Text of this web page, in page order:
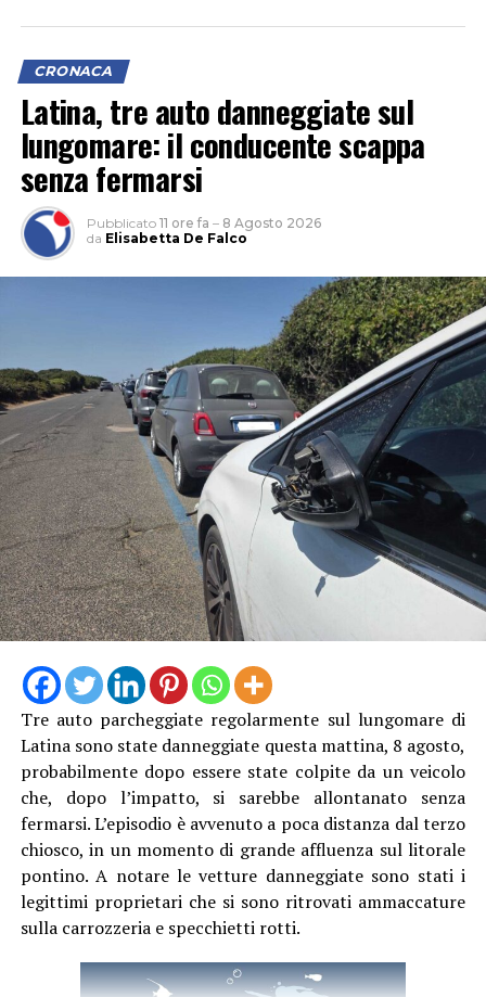
CRONACA
Latina, tre auto danneggiate sul
lungomare: il conducente scappa
senza fermarsi
Pubblicato 11 ore fa – 8 Agosto 2026
da Elisabetta De Falco
Tre auto parcheggiate regolarmente sul lungomare di
Latina sono state danneggiate questa mattina, 8 agosto,
probabilmente dopo essere state colpite da un veicolo
che, dopo l’impatto, si sarebbe allontanato senza
fermarsi. L’episodio è avvenuto a poca distanza dal terzo
chiosco, in un momento di grande affluenza sul litorale
pontino. A notare le vetture danneggiate sono stati i
legittimi proprietari che si sono ritrovati ammaccature
sulla carrozzeria e specchietti rotti.